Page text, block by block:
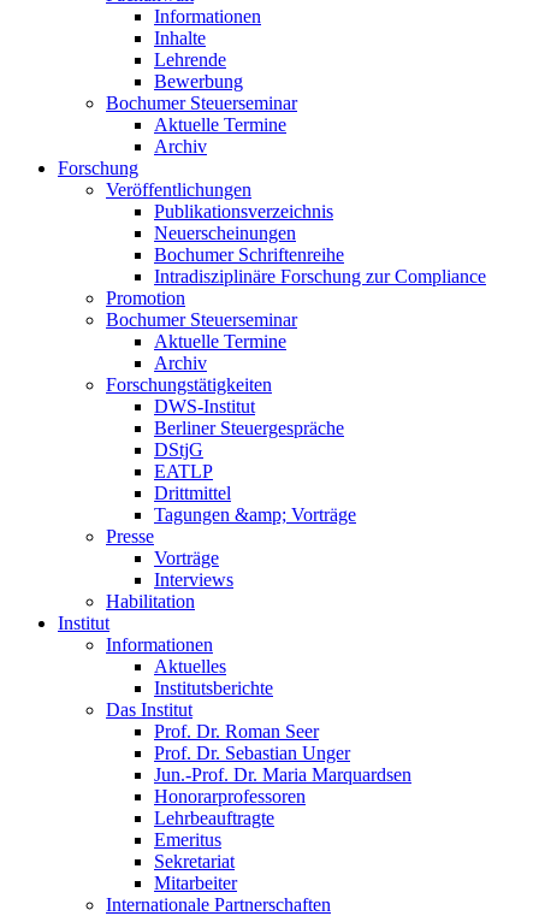
Informationen
Inhalte
Lehrende
Bewerbung
Bochumer Steuerseminar
Aktuelle Termine
Archiv
Forschung
Veröffentlichungen
Publikationsverzeichnis
Neuerscheinungen
Bochumer Schriftenreihe
Intradisziplinäre Forschung zur Compliance
Promotion
Bochumer Steuerseminar
Aktuelle Termine
Archiv
Forschungstätigkeiten
DWS-Institut
Berliner Steuergespräche
DStjG
EATLP
Drittmittel
Tagungen &amp; Vorträge
Presse
Vorträge
Interviews
Habilitation
Institut
Informationen
Aktuelles
Institutsberichte
Das Institut
Prof. Dr. Roman Seer
Prof. Dr. Sebastian Unger
Jun.-Prof. Dr. Maria Marquardsen
Honorarprofessoren
Lehrbeauftragte
Emeritus
Sekretariat
Mitarbeiter
Internationale Partnerschaften